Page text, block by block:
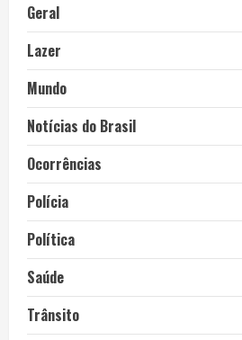
Geral
Lazer
Mundo
Notícias do Brasil
Ocorrências
Polícia
Política
Saúde
Trânsito